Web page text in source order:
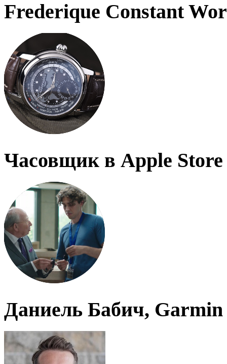
Frederique Constant
Часовщик в Apple Store
Даниель Бабич, Garmin